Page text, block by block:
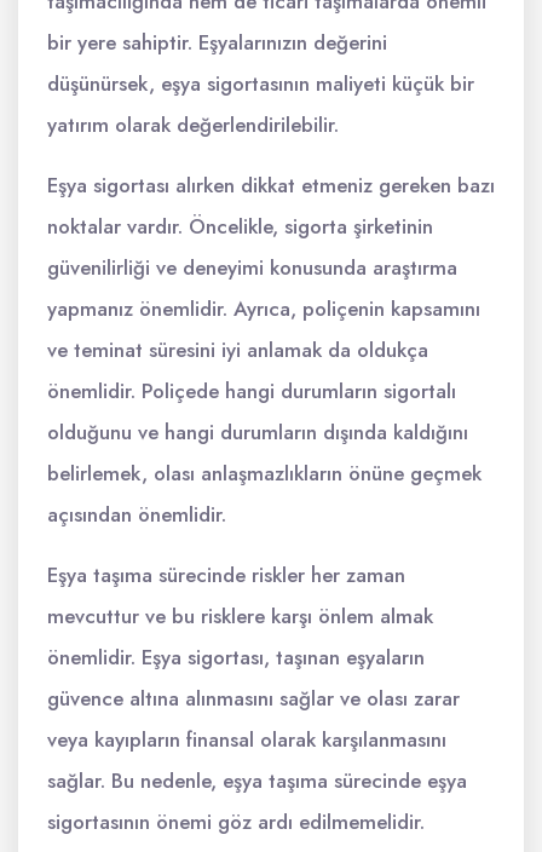
bir yere sahiptir. Eşyalarınızın değerini
düşünürsek, eşya sigortasının maliyeti küçük bir
yatırım olarak değerlendirilebilir.
Eşya sigortası alırken dikkat etmeniz gereken bazı
noktalar vardır. Öncelikle, sigorta şirketinin
güvenilirliği ve deneyimi konusunda araştırma
yapmanız önemlidir. Ayrıca, poliçenin kapsamını
ve teminat süresini iyi anlamak da oldukça
önemlidir. Poliçede hangi durumların sigortalı
olduğunu ve hangi durumların dışında kaldığını
belirlemek, olası anlaşmazlıkların önüne geçmek
açısından önemlidir.
Eşya taşıma sürecinde riskler her zaman
mevcuttur ve bu risklere karşı önlem almak
önemlidir. Eşya sigortası, taşınan eşyaların
güvence altına alınmasını sağlar ve olası zarar
veya kayıpların finansal olarak karşılanmasını
sağlar. Bu nedenle, eşya taşıma sürecinde eşya
sigortasının önemi göz ardı edilmemelidir.